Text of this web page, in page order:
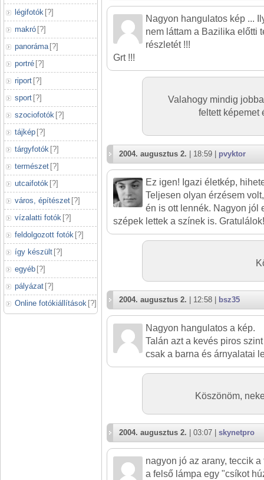
légifotók [?]
makró [?]
panoráma [?]
portré [?]
riport [?]
sport [?]
szociofotók [?]
tájkép [?]
tárgyfotók [?]
természet [?]
utcaifotók [?]
város, építészet [?]
vízalatti fotók [?]
feldolgozott fotók [?]
így készült [?]
egyéb [?]
pályázat [?]
Online fotókiállítások [?]
Nagyon hangulatos kép ...
nem láttam a Bazilika előtti
részletét !!!
Grt !!!
Valahogy mindig
feltett képemet
2004. augusztus 2. | 18:59 | pvyktor
Ez igen! Igazi életkép,
Teljesen olyan érzésem
én is ott lennék. Nagyon jól
szépek lettek a színek is. Gratulálok!
2004. augusztus 2. | 12:58 | bsz35
Nagyon hangulatos a kép.
Talán azt a kevés piros
csak a barna és árnyalatai
Köszönöm,
2004. augusztus 2. | 03:07 | skynetpro
nagyon jó az arany, teccik
a felső lámpa egy "csíkot